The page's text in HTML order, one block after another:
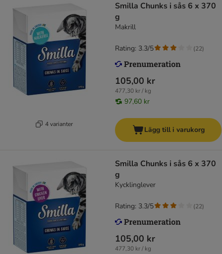
4 varianter
Smilla Chunks i sås 6 x 370
g
Makrill
105,00 kr
477,30 kr / kg
97,60 kr
Rating: 3.3/5 (22)
Lägg till i varukorg
Smilla Chunks i sås 6 x 370
g
Kycklinglever
105,00 kr
477,30 kr / kg
Rating: 3.3/5 (22)